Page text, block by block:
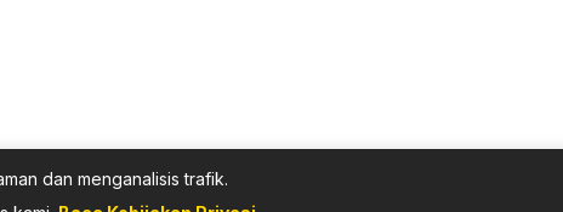
dan menganalisis trafik.